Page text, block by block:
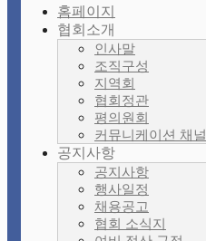
홈페이지
협회소개
인사말
조직구성
지역회
협회정관
평의원회
커뮤니케이션 채널
공지사항
공지사항
행사일정
채용공고
협회 소식지